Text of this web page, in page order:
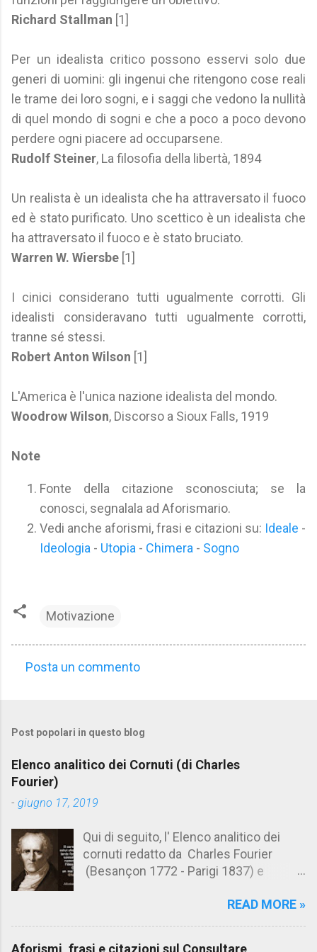
Richard Stallman [1]
Per un idealista critico possono esservi solo due
generi di uomini: gli ingenui che ritengono cose reali
le trame dei loro sogni, e i saggi che vedono la nullità
di quel mondo di sogni e che a poco a poco devono
perdere ogni piacere ad occuparsene.
Rudolf Steiner, La filosofia della libertà, 1894
Un realista è un idealista che ha attraversato il fuoco
ed è stato purificato. Uno scettico è un idealista che
ha attraversato il fuoco e è stato bruciato.
Warren W. Wiersbe [1]
I cinici considerano tutti ugualmente corrotti. Gli
idealisti consideravano tutti ugualmente corrotti,
tranne sé stessi.
Robert Anton Wilson [1]
L'America è l'unica nazione idealista del mondo.
Woodrow Wilson, Discorso a Sioux Falls, 1919
Note
Fonte della citazione sconosciuta; se la
conosci, segnalala ad Aforismario.
Vedi anche aforismi, frasi e citazioni su: Ideale -
Ideologia - Utopia - Chimera - Sogno
Motivazione
m
e
n
t
Posta un commento
Post popolari in questo blog
Elenco analitico dei Cornuti (di Charles
Fourier)
- giugno 17, 2019
Qui di seguito, l' Elenco analitico dei
cornuti redatto da Charles Fourier
(Besançon 1772 - Parigi 1837) e
Aforismario trovi anche una raccolta di
READ MORE »
Aforismi, frasi e citazioni sul Consultare